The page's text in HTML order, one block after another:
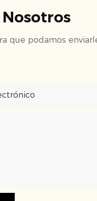
que podamos